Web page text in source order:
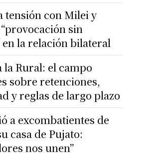
tensión con Milei y
sin
en la relación bilateral
la Rural: el campo
sobre retenciones,
y reglas de largo plazo
a excombatientes de
casa de Pujato:
nos unen”